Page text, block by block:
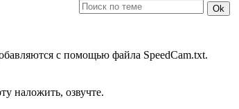
с помощью файла SpeedCam.txt.
наложить, озвучте.